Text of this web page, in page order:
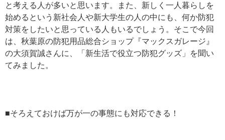
と考える人が多いと思います。また、新しく一人暮らしを
始めるという新社会人や新大学生の人の中にも、何か防犯
対策をしたいと思っている人もいるでしょう。そこで今回
は、秋葉原の防犯用品総合ショップ『マックスガレージ』
の大須賀誠さんに、「新生活で役立つ防犯グッズ」を聞い
てみました。
■そろえておけば万が一の事態にも対応できる！